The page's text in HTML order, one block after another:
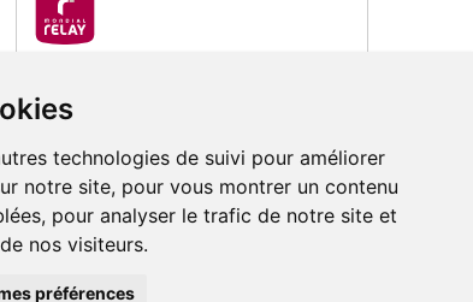
technologies de suivi pour améliorer
notre site, pour vous montrer un contenu
pour analyser le trafic de notre site et
nos visiteurs.
préférences